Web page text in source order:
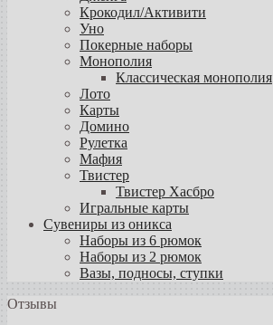
Крокодил/Активити
Уно
Покерные наборы
Монополия
Классическая монополия
Лото
Карты
Домино
Рулетка
Мафия
Твистер
Твистер Хасбро
Игральные карты
Сувениры из оникса
Наборы из 6 рюмок
Наборы из 2 рюмок
Вазы, подносы, ступки
Отзывы